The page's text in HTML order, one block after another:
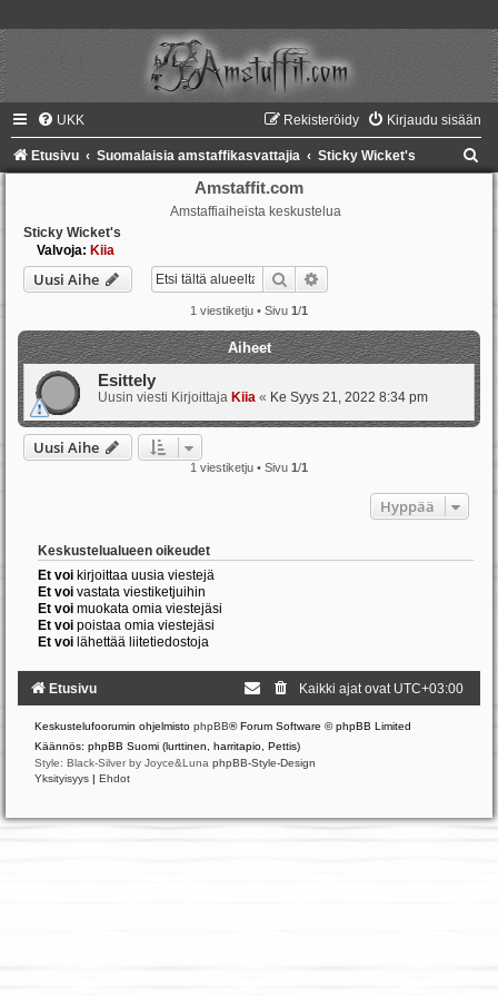
UKK Kirjaudu sisään
Rekisteröidy
Etusivu Suomalaisia amstaffikasvattajia Sticky Wicket's
Amstaffit.com
Amstaffiaiheista keskustelua
Sticky Wicket's
Valvoja: Kiia
Uusi Aihe Etsi
1 viestiketju • Sivu 1/1
Aiheet
Esittely
Uusin viesti Kirjoittaja Kiia « Ke Syys 21, 2022 8:34 pm
Uusi Aihe
1 viestiketju • Sivu 1/1
Hyppää
Keskustelualueen oikeudet
Et voi kirjoittaa uusia viestejä
Et voi vastata viestiketjuihin
Et voi muokata omia viestejäsi
Et voi poistaa omia viestejäsi
Et voi lähettää liitetiedostoja
Etusivu Kaikki ajat ovat UTC+03:00
Keskustelufoorumin ohjelmisto phpBB® Forum Software © phpBB Limited
Käännös: phpBB Suomi (lurttinen, harritapio, Pettis)
Style: Black-Silver by Joyce&Luna phpBB-Style-Design
Yksityisyys | Ehdot